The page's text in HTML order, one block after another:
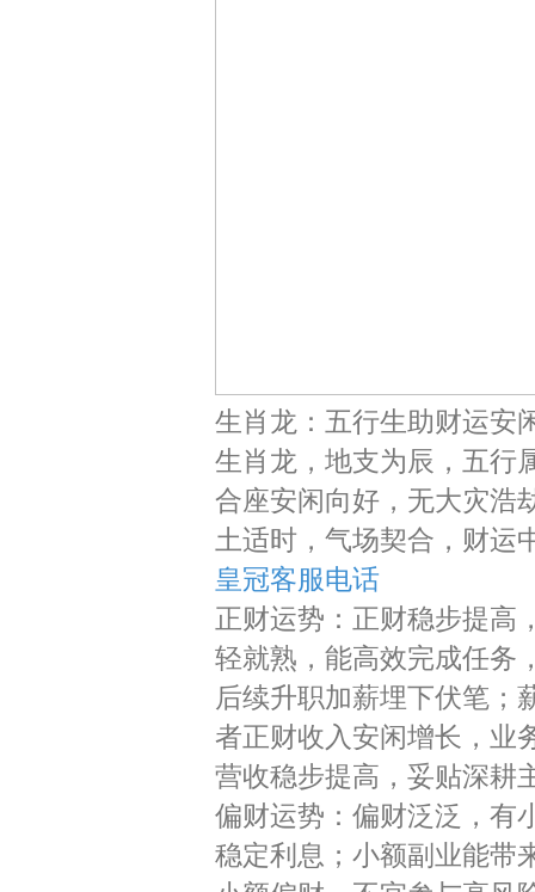
生肖龙：五行生助财运安
生肖龙，地支为辰，五行
合座安闲向好，无大灾浩
土适时，气场契合，财运
皇冠客服电话
正财运势：正财稳步提高
轻就熟，能高效完成任务
后续升职加薪埋下伏笔；
者正财收入安闲增长，业
营收稳步提高，妥贴深耕
偏财运势：偏财泛泛，有
稳定利息；小额副业能带